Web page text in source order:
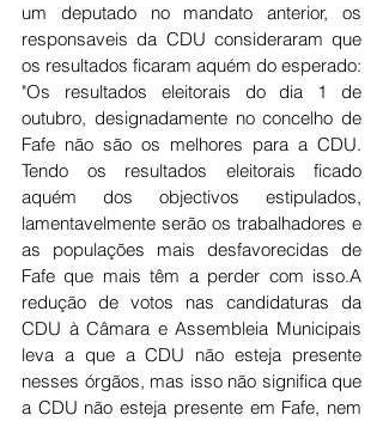
um deputado no mandato anterior, os
responsaveis da CDU consideraram que
os resultados ficaram aquém do esperado:
"Os resultados eleitorais do dia 1 de
outubro, designadamente no concelho de
Fafe não são os melhores para a CDU.
Tendo os resultados eleitorais ficado
aquém dos objectivos estipulados,
lamentavelmente serão os trabalhadores e
as populações mais desfavorecidas de
Fafe que mais têm a perder com isso.A
redução de votos nas candidaturas da
CDU à Câmara e Assembleia Municipais
leva a que a CDU não esteja presente
nesses órgãos, mas isso não significa que
a CDU não esteja presente em Fafe, nem